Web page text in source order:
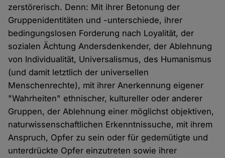
zerstörerisch. Denn: Mit ihrer Betonung der
Gruppenidentitäten und -unterschiede, ihrer
bedingungslosen Forderung nach Loyalität, der
sozialen Ächtung Andersdenkender, der Ablehnung
von Individualität, Universalismus, des Humanismus
(und damit letztlich der universellen
Menschenrechte), mit ihrer Anerkennung eigener
"Wahrheiten" ethnischer, kultureller oder anderer
Gruppen, der Ablehnung einer möglichst objektiven,
naturwissenschaftlichen Erkenntnissuche, mit ihrem
Anspruch, Opfer zu sein oder für gedemütigte und
unterdrückte Opfer einzutreten sowie ihrer